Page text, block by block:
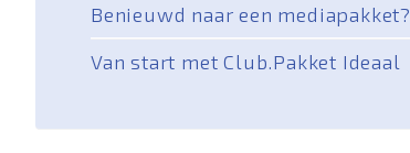
Benieuwd naar een mediapakket?
Van start met Club.Pakket Ideaal